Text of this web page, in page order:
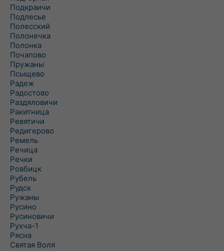
Подкраичи
Подлесье
Полесский
Полонечка
Полонка
Почапово
Пружаны
Псыщево
Радеж
Радостово
Раздяловичи
Ракитница
Ревятичи
Редигерово
Ремель
Речица
Речки
Ровбицк
Рубель
Рудск
Ружаны
Русино
Русиновичи
Рухча-1
Рясна
Святая Воля